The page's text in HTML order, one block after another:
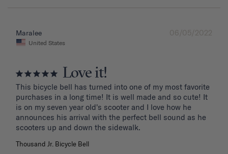
06/05/2022
Maralee
United States
Love it!
This bicycle bell has turned into one of my most favorite
purchases in a long time! It is well made and so cute! It
is on my seven year old's scooter and I love how he
announces his arrival with the perfect bell sound as he
Thousand Jr. Bicycle Bell